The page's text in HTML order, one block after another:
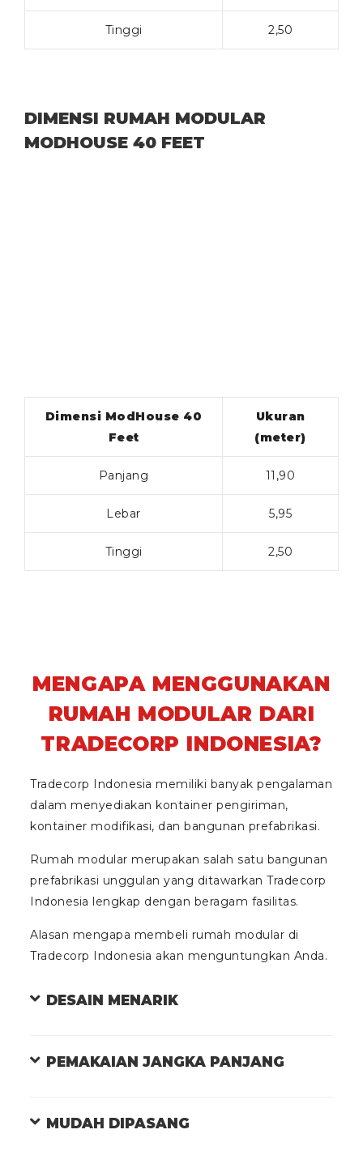
Tinggi 2,50
DIMENSI RUMAH MODULAR
MODHOUSE 40 FEET
Dimensi ModHouse 40
Feet
Ukuran
(meter)
Panjang 11,90
Lebar 5,95
Tinggi 2,50
MENGAPA MENGGUNAKAN
RUMAH MODULAR DARI
TRADECORP INDONESIA?
Tradecorp Indonesia memiliki banyak pengalaman
dalam menyediakan kontainer pengiriman,
kontainer modifikasi, dan bangunan prefabrikasi.
Rumah modular merupakan salah satu bangunan
prefabrikasi unggulan yang ditawarkan Tradecorp
Indonesia lengkap dengan beragam fasilitas.
Alasan mengapa membeli rumah modular di
Tradecorp Indonesia akan menguntungkan Anda.
DESAIN MENARIK
PEMAKAIAN JANGKA PANJANG
MUDAH DIPASANG